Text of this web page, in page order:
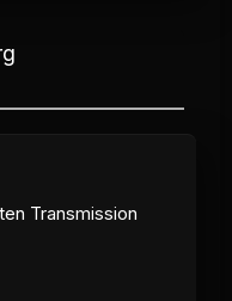
Transmission